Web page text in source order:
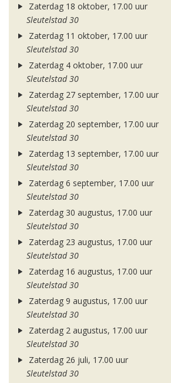
Zaterdag 18 oktober, 17.00 uur
Sleutelstad 30
Zaterdag 11 oktober, 17.00 uur
Sleutelstad 30
Zaterdag 4 oktober, 17.00 uur
Sleutelstad 30
Zaterdag 27 september, 17.00 uur
Sleutelstad 30
Zaterdag 20 september, 17.00 uur
Sleutelstad 30
Zaterdag 13 september, 17.00 uur
Sleutelstad 30
Zaterdag 6 september, 17.00 uur
Sleutelstad 30
Zaterdag 30 augustus, 17.00 uur
Sleutelstad 30
Zaterdag 23 augustus, 17.00 uur
Sleutelstad 30
Zaterdag 16 augustus, 17.00 uur
Sleutelstad 30
Zaterdag 9 augustus, 17.00 uur
Sleutelstad 30
Zaterdag 2 augustus, 17.00 uur
Sleutelstad 30
Zaterdag 26 juli, 17.00 uur
Sleutelstad 30